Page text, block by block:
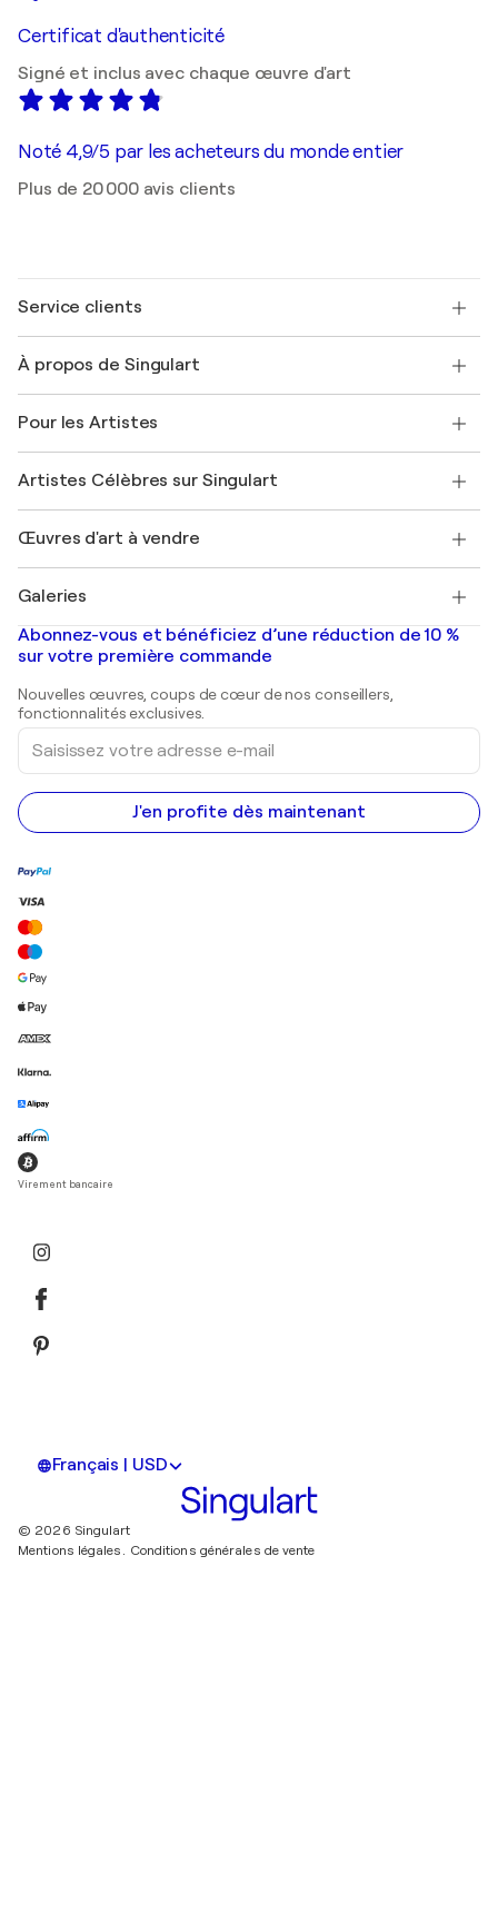
Certificat d'authenticité
Signé et inclus avec chaque œuvre d'art
Noté 4,9/5 par les acheteurs du monde entier
Plus de 20 000 avis clients
Service clients
Expédition
Offrir une carte cadeau
Rejoignez notre programme commercial
Mon compte
+33 1 76 44 06 42
À propos de Singulart
FAQ
Magazine Singulart
Emplois
Découvrez une sélection d'art original
Pour les Artistes
Se connecter en tant qu'Artiste
Artistes Célèbres sur Singulart
Marc Chagall
Banksy
Mr. Brainwash
Shepard Fairey
Œuvres d'art à vendre
Tableaux abstraits à vendre
Peintures de paysage
Estampes
Peintures acryliques
Galeries
Galeries d'art en France
Galeries d'art en Belgique
Abonnez-vous et bénéficiez d’une réduction de 10 %
sur votre première commande
Nouvelles œuvres, coups de cœur de nos conseillers,
fonctionnalités exclusives.
Saisissez
votre
adresse
e-
mail
J'en profite dès maintenant
Virement bancaire
Français | USD
© 2026 Singulart
Mentions légales. Conditions générales de vente